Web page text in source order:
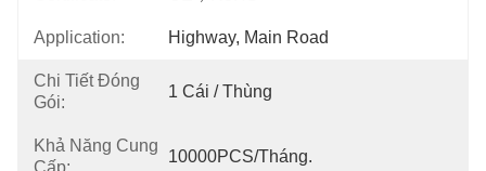
Application: Highway, Main Road
Chi Tiết Đóng
Gói:
1 Cái / Thùng
Khả Năng Cung
Cấp:
10000PCS/tháng.